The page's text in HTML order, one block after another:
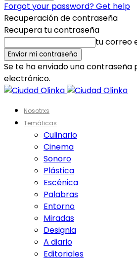
Forgot your password? Get help
Recuperación de contraseña
Recupera tu contraseña
tu correo
Se te ha enviado una contraseña
electrónico.
Nosotrxs
Temáticas
Culinario
Cinema
Sonoro
Plástica
Escénica
Palabras
Entorno
Miradas
Designia
A diario
Editoriales